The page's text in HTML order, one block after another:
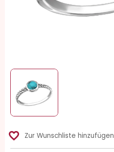
favorite_border Zur Wunschliste hinzufügen